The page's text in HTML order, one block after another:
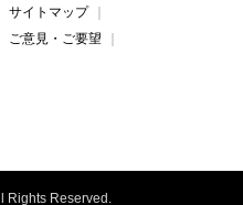
サイトマップ
ご意見・ご要望
Rights Reserved.